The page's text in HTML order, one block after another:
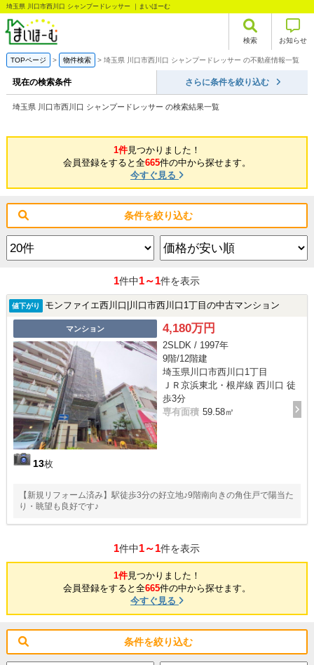
埼玉県 川口市西川口 シャンプードレッサー ｜まいほーむ
検索 お知らせ
TOPページ 物件検索 埼玉県 川口市西川口 シャンプードレッサー の不動産情報一覧
現在の検索条件 さらに条件を絞り込む
埼玉県 川口市西川口 シャンプードレッサー の検索結果一覧
1件見つかりました！
会員登録をすると全665件の中から探せます。
今すぐ見る
条件を絞り込む
1件中1～1件を表示
値下がり モンファイエ西川口|川口市西川口1丁目の中古マンション
マンション
13枚
4,180万円
2SLDK / 1997年
9階/12階建
埼玉県川口市西川口1丁目
ＪＲ京浜東北・根岸線 西川口 徒
歩3分
専有面積 59.58㎡
【新規リフォーム済み】駅徒歩3分の好立地♪9階南向きの角住戸で陽当た
り・眺望も良好です♪
1件中1～1件を表示
1件見つかりました！
会員登録をすると全665件の中から探せます。
今すぐ見る
条件を絞り込む